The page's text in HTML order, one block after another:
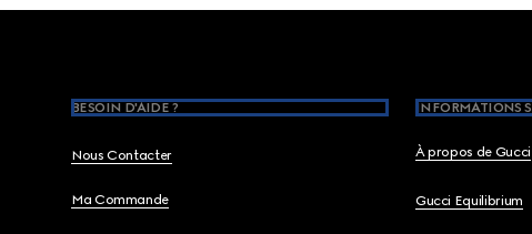
BESOIN D'AIDE ?
Nous Contacter
Ma Commande
INFORMATIONS
À propos de Gucci
Gucci Equilibrium